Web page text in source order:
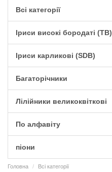
Всі категорії
Іриси високі бородаті (TB)
Іриси карликові (SDB)
Багаторічники
Лілійники великоквіткові
По алфавіту
піони
Головна Всі категорії